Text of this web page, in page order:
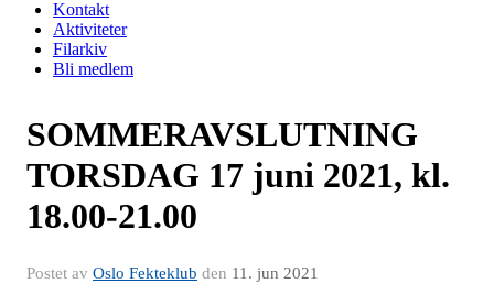
Kontakt
Aktiviteter
Filarkiv
Bli medlem
SOMMERAVSLUTNING
TORSDAG 17 juni 2021, kl.
18.00-21.00
Postet av Oslo Fekteklub den 11. jun 2021